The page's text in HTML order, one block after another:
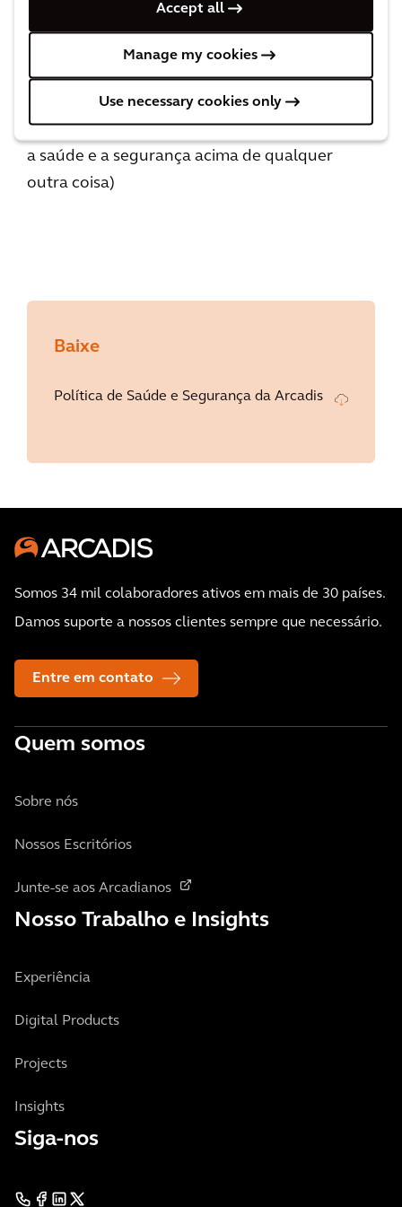
Accept all
Manage my cookies
Use necessary cookies only
ecognize the hazards (reconhecer os
Assess the risks (avaliar os riscos)
ontrol the risks (controlar os riscos)
Keep health & safety first in all things (manter
a saúde e a segurança acima de qualquer
outra coisa)
Baixe
Política de Saúde e Segurança da Arcadis
Somos 34 mil colaboradores ativos em mais de 30 países.
Damos suporte a nossos clientes sempre que necessário.
Entre em contato
Quem somos
Sobre nós
Nossos Escritórios
Junte-se aos Arcadianos
Nosso Trabalho e Insights
Experiência
Digital Products
Projects
Insights
Siga-nos